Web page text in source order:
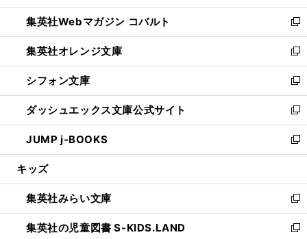
開
く
ウ
で
開
く
ン
ド
ウ
で
開
く
ウ
ィ
ン
ド
ウ
で
開
く
集英社Webマガジン コバルト
新
し
い
ウ
ィ
ン
ド
ウ
で
開
集英社オレンジ文庫
新
し
い
ウ
ィ
ン
ド
ウ
開
く
シフォン文庫
新
し
い
ウ
ィ
ン
ウ
で
開
く
ダッシュエックス文庫公式サイト
新
し
い
ウ
ン
ド
ウ
で
JUMP j-BOOKS
新
し
ウ
ィ
ン
ド
キッズ
集英社みらい文庫
新
し
い
集英社の児童図書 S-KIDS.LAND
新